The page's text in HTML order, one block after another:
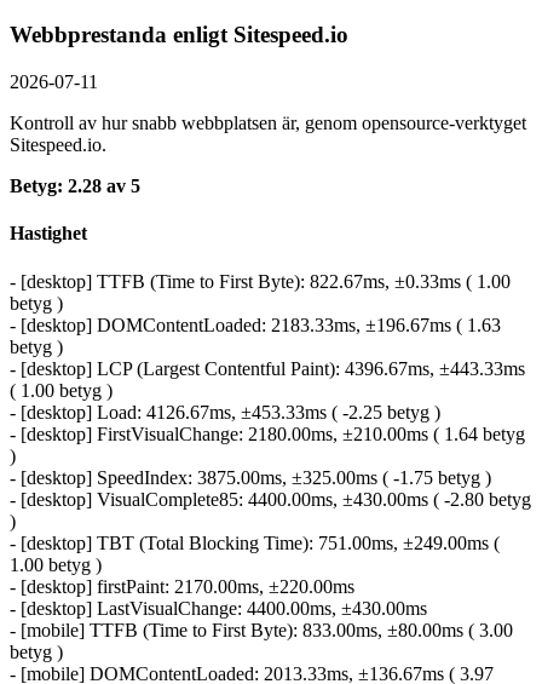
Webbprestanda enligt Sitespeed.io
2026-07-11
Kontroll av hur snabb webbplatsen är, genom opensource-verktyget
Sitespeed.io.
Betyg: 2.28 av 5
Hastighet
- [desktop] TTFB (Time to First Byte): 822.67ms, ±0.33ms ( 1.00
betyg )
- [desktop] DOMContentLoaded: 2183.33ms, ±196.67ms ( 1.63
betyg )
- [desktop] LCP (Largest Contentful Paint): 4396.67ms, ±443.33ms
( 1.00 betyg )
- [desktop] Load: 4126.67ms, ±453.33ms ( -2.25 betyg )
- [desktop] FirstVisualChange: 2180.00ms, ±210.00ms ( 1.64 betyg
)
- [desktop] SpeedIndex: 3875.00ms, ±325.00ms ( -1.75 betyg )
- [desktop] VisualComplete85: 4400.00ms, ±430.00ms ( -2.80 betyg
)
- [desktop] TBT (Total Blocking Time): 751.00ms, ±249.00ms (
1.00 betyg )
- [desktop] firstPaint: 2170.00ms, ±220.00ms
- [desktop] LastVisualChange: 4400.00ms, ±430.00ms
- [mobile] TTFB (Time to First Byte): 833.00ms, ±80.00ms ( 3.00
betyg )
- [mobile] DOMContentLoaded: 2013.33ms, ±136.67ms ( 3.97